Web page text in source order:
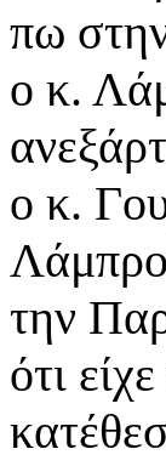
πω
ο κ.
ο κ.
την
ότι